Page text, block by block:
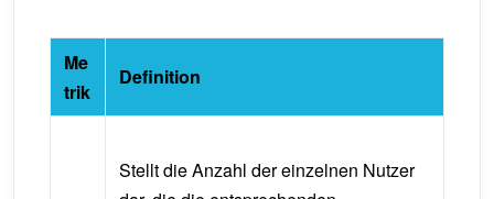
Me
trik
Definition
Stellt die Anzahl der einzelnen Nutzer